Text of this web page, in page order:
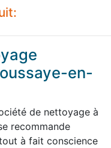
en-
de nettoyage à
recommande
à fait conscience